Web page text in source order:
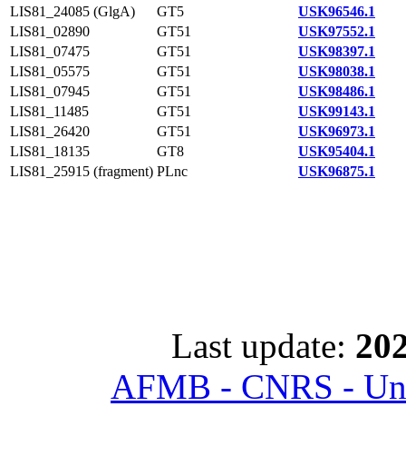
LIS81_24085 (GlgA)
GT5
USK96546.1
LIS81_02890
GT51
USK97552.1
LIS81_07475
GT51
USK98397.1
LIS81_05575
GT51
USK98038.1
LIS81_07945
GT51
USK98486.1
LIS81_11485
GT51
USK99143.1
LIS81_26420
GT51
USK96973.1
LIS81_18135
GT8
USK95404.1
LIS81_25915 (fragment) PLnc USK96875.1
Last update:
AFMB - CNRS -